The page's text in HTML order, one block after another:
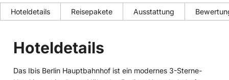
Hoteldetails Reisepakete Ausstattung
Hoteldetails
Das Ibis Berlin Hauptbahnhof ist ein modernes 3-Sterne-